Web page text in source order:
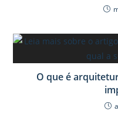
O que é